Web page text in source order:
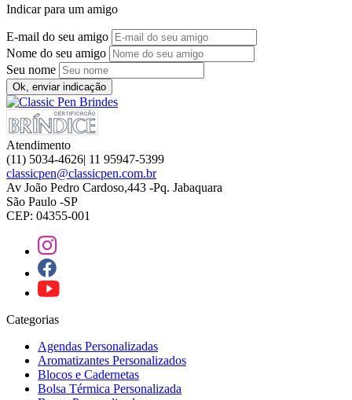
Indicar para um amigo
E-mail do seu amigo
Nome do seu amigo
Seu nome
Ok, enviar indicação
Atendimento
(11) 5034-4626| 11 95947-5399
classicpen@classicpen.com.br
Av João Pedro Cardoso,443 -Pq. Jabaquara
São Paulo -SP
CEP: 04355-001
Categorias
Agendas Personalizadas
Aromatizantes Personalizados
Blocos e Cadernetas
Bolsa Térmica Personalizada